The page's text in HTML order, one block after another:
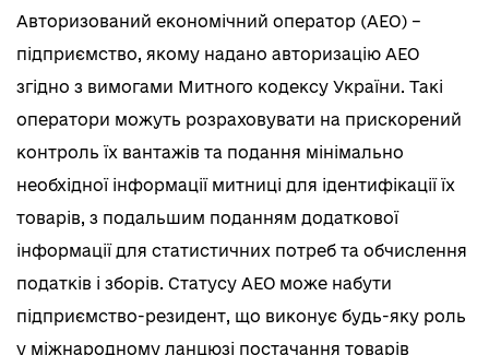
Авторизований економічний оператор (АЕО) –
підприємство, якому надано авторизацію АЕО
згідно з вимогами Митного кодексу України. Такі
оператори можуть розраховувати на прискорений
контроль їх вантажів та подання мінімально
необхідної інформації митниці для ідентифікації їх
товарів, з подальшим поданням додаткової
інформації для статистичних потреб та обчислення
податків і зборів. Статусу АЕО може набути
підприємство-резидент, що виконує будь-яку роль
у міжнародному ланцюзі постачання товарів